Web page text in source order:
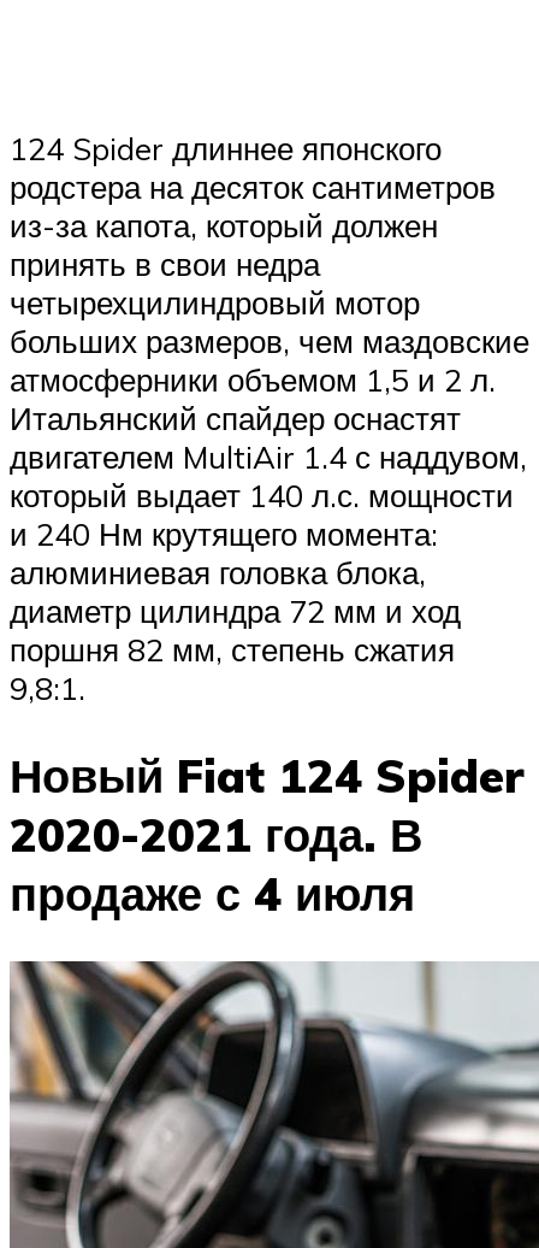
124 Spider длиннее японского
родстера на десяток сантиметров
из-за капота, который должен
принять в свои недра
четырехцилиндровый мотор
больших размеров, чем маздовские
атмосферники объемом 1,5 и 2 л.
Итальянский спайдер оснастят
двигателем MultiAir 1.4 с наддувом,
который выдает 140 л.с. мощности
и 240 Нм крутящего момента:
алюминиевая головка блока,
диаметр цилиндра 72 мм и ход
поршня 82 мм, степень сжатия
9,8:1.
Новый Fiat 124 Spider
2020-2021 года. В
продаже с 4 июля